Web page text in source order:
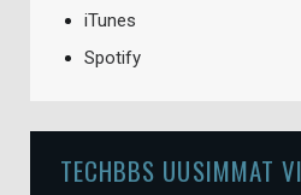
iTunes
Spotify
TECHBBS UUSIMMAT